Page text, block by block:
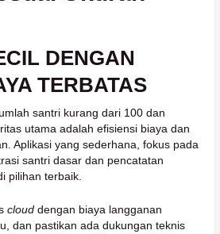
DENGAN
TERBATAS
santri kurang dari 100 dan
utama adalah efisiensi biaya dan
Aplikasi yang sederhana, fokus pada
santri dasar dan pencatatan
pilihan terbaik.
clouddengan biaya langganan
dan pastikan ada dukungan teknis